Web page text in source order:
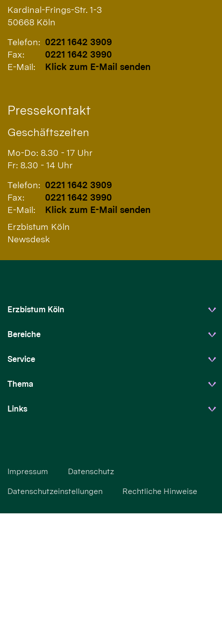
Kardinal-Frings-Str. 1-3
50668 Köln
Telefon: 0221 1642 3909
Fax:
0221 1642 3990
E-Mail:
Klick zum E-Mail senden
Pressekontakt
Geschäftszeiten
Mo-Do: 8.30 - 17 Uhr
Fr: 8.30 - 14 Uhr
Telefon: 0221 1642 3909
Fax:
0221 1642 3990
E-Mail:
Klick zum E-Mail senden
Erzbistum Köln
Newsdesk
Erzbistum Köln
Bereiche
Service
Thema
Links
Impressum Datenschutz
Datenschutzeinstellungen Rechtliche Hinweise